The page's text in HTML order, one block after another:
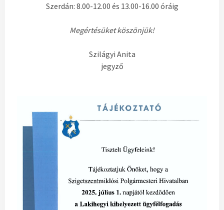
Szerdán: 8.00-12.00 és 13.00-16.00 óráig
Megértésüket köszönjük!
Szilágyi Anita
jegyző